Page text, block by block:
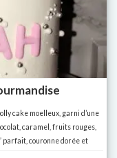
cake moelleux, garni d’une
caramel, fruits rouges,
parfait, couronne dorée et